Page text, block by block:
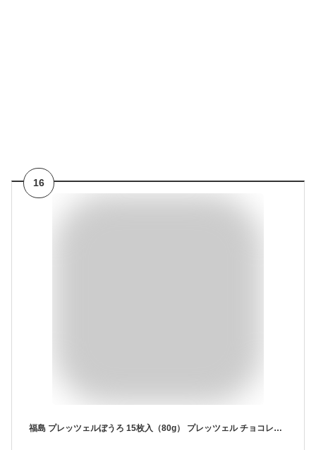
16
福島 プレッツェルぼうろ 15枚入（80g） プレッツェル チョコレート ホワイトチョコ チーズ チーズクリーム スイーツ 個包装 優雅菓集